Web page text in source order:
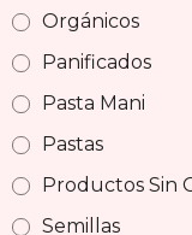
Orgánicos
Panificados
Pasta Mani
Pastas
Productos Sin
Semillas